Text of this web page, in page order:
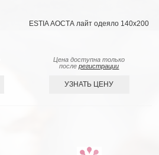
ESTIA АОСТА лайт одеяло 140x200
Цена доступна только
послерегистрации
УЗНАТЬ ЦЕНУ